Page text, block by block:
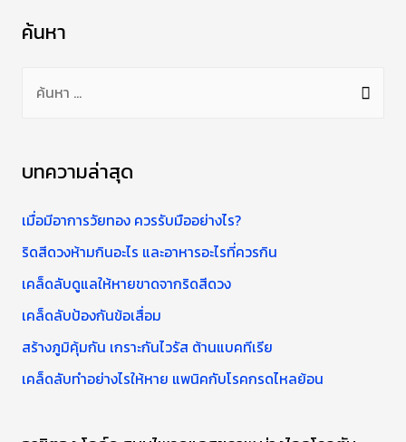
การ
ตะแคง
ค้นหา
า
ห
รั
บ
บทความล่าสุด
เมื่อมีอาการวัยทอง ควรรับมืออย่างไร?
ริดสีดวงห้ามกินอะไร และอาหารอะไรที่ควรกิน
เคล็ดลับดูแลให้หายขาดจากริดสีดวง
เคล็ดลับป้องกันข้อเสื่อม
สร้างภูมิคุ้มกัน เกราะกันไวรัส ต้านแบคทีเรีย
เคล็ดลับทำอย่างไรให้หาย แพนิคกับโรคกรดไหลย้อน